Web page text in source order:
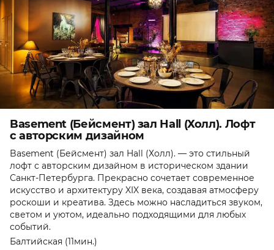
Basement (Бейсмент) зал Hall (Холл). Лофт
с авторским дизайном
Basement (Бейсмент) зал Hall (Холл). — это стильный
лофт с авторским дизайном в историческом здании
Санкт-Петербурга. Прекрасно сочетает современное
искусство и архитектуру XIX века, создавая атмосферу
роскоши и креатива. Здесь можно насладиться звуком,
светом и уютом, идеально подходящими для любых
событий.
Балтийская (11мин.)